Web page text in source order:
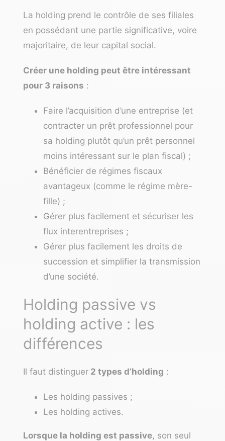
La holding prend le contrôle de ses filiales
en possédant une partie significative, voire
majoritaire, de leur capital social.
Créer une holding peut être intéressant
pour 3 raisons :
Faire l’acquisition d’une entreprise (et
contracter un prêt professionnel pour
sa holding plutôt qu’un prêt personnel
moins intéressant sur le plan fiscal) ;
Bénéficier de régimes fiscaux
avantageux (comme le régime mère-
fille) ;
Gérer plus facilement et sécuriser les
flux interentreprises ;
Gérer plus facilement les droits de
succession et simplifier la transmission
d’une société.
Holding passive vs
holding active : les
différences
Il faut distinguer 2 types d’holding :
Les holding passives ;
Les holding actives.
Lorsque la holding est passive, son seul